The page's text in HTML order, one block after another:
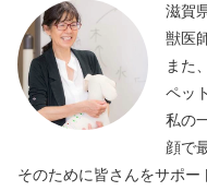
滋賀
獣医
また
ペッ
私の
顔で
そのために皆さんをサポー